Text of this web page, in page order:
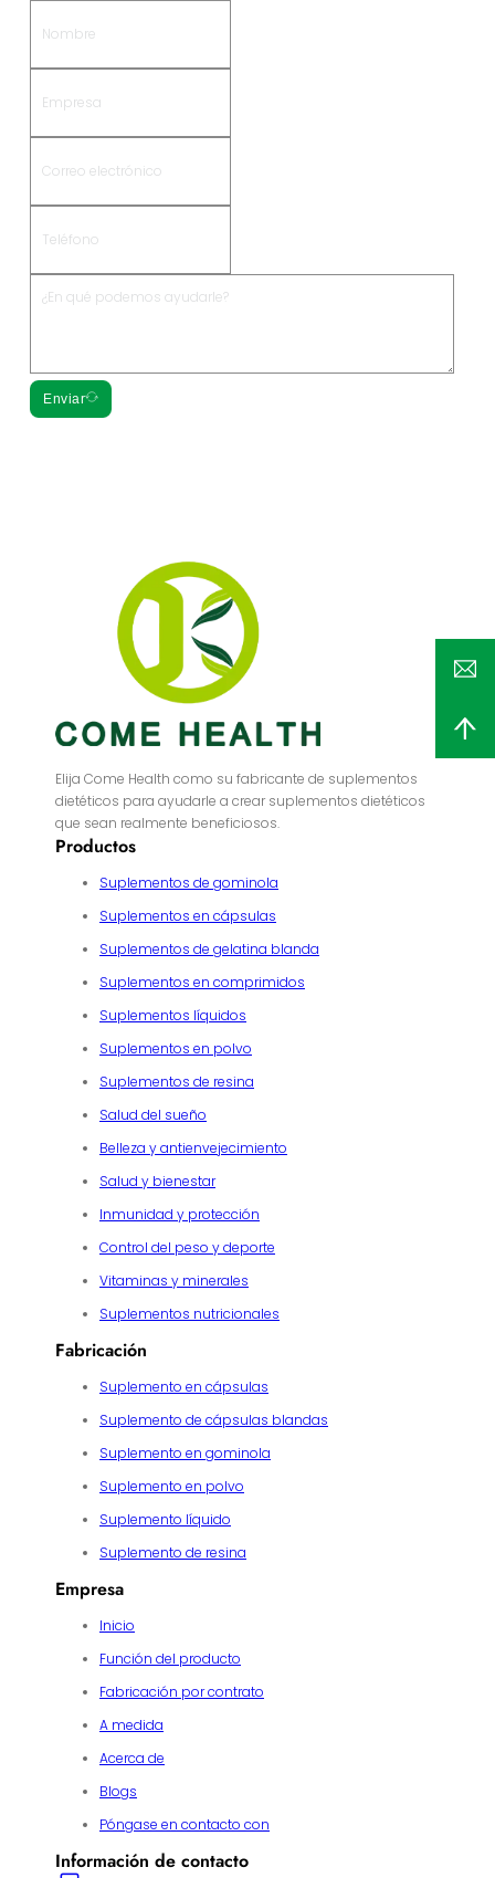
Enviar
Elija Come Health como su fabricante de suplementos
dietéticos para ayudarle a crear suplementos dietéticos
que sean realmente beneficiosos.
Productos
Suplementos de gominola
Suplementos en cápsulas
Suplementos de gelatina blanda
Suplementos en comprimidos
Suplementos líquidos
Suplementos en polvo
Suplementos de resina
Salud del sueño
Belleza y antienvejecimiento
Salud y bienestar
Inmunidad y protección
Control del peso y deporte
Vitaminas y minerales
Suplementos nutricionales
Fabricación
Suplemento en cápsulas
Suplemento de cápsulas blandas
Suplemento en gominola
Suplemento en polvo
Suplemento líquido
Suplemento de resina
Empresa
Inicio
Función del producto
Fabricación por contrato
A medida
Acerca de
Blogs
Póngase en contacto con
Información de contacto